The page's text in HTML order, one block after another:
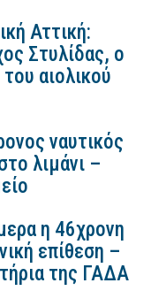
Αττική:
Στυλίδας, ο
αιολικού
ναυτικός
λιμάνι –
η 46χρονη
επίθεση –
της ΓΑΔΑ